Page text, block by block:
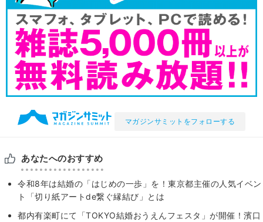
マガジンサミットをフォローする
あなたへのおすすめ
令和8年は結婚の「はじめの一歩」を！東京都主催の人気イベン
ト「切り紙アートde繋ぐ縁結び」とは
都内有楽町にて「TOKYO結婚おうえんフェスタ」が開催！濱口